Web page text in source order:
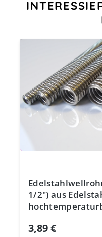
1/2") aus
3,89 €